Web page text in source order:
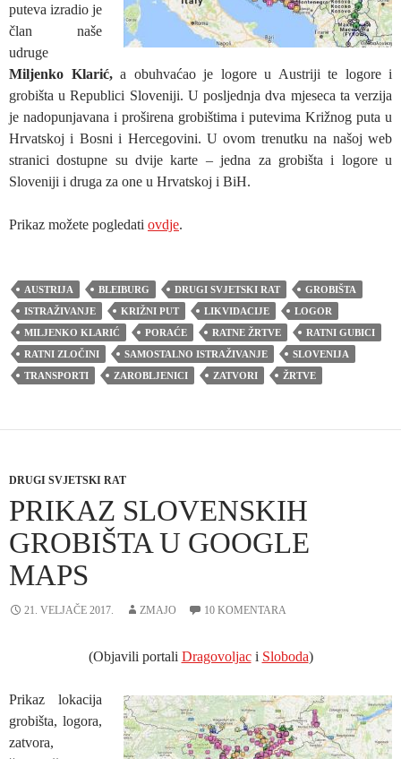
puteva izradio je
član naše
udruge
Miljenko Klarić, a obuhvaćao je logore u Austriji te logore i
grobišta u Republici Sloveniji. U posljednja dva mjeseca ta verzija
je nadopunjavana i proširena grobištima i putevima Križnog puta u
Hrvatskoj i Bosni i Hercegovini. U ovom trenutku na našoj web
stranici dostupne su dvije karte – jedna za grobišta i logore u
Sloveniji i druga za one u Hrvatskoj i BiH.
Prikaz možete pogledati ovdje.
AUSTRIJA BLEIBURG DRUGI SVJETSKI RAT
GROBIŠTA
ISTRAŽIVANJE
KRIŽNI PUT LIKVIDACIJE
LOGOR
MILJENKO KLARIĆ
PORAĆE RATNE ŽRTVE
RATNI GUBICI
RATNI ZLOČINI
SAMOSTALNO ISTRAŽIVANJE
SLOVENIJA
TRANSPORTI
ZAROBLJENICI ZATVORI ŽRTVE
DRUGI SVJETSKI RAT
PRIKAZ SLOVENSKIH
GROBIŠTA U GOOGLE
MAPS
21. VELJAČE 2017. ZMAJO 10 KOMENTARA
(Objavili portali Dragovoljaci Sloboda)
Prikaz lokacija
grobišta, logora,
zatvora,